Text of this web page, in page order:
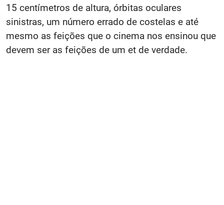
15 centímetros de altura, órbitas oculares
sinistras, um número errado de costelas e até
mesmo as feições que o cinema nos ensinou que
devem ser as feições de um et de verdade.